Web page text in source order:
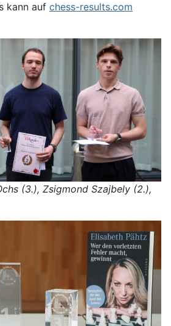
kann auf chess-results.com
(3.), Zsigmond Szajbely (2.),